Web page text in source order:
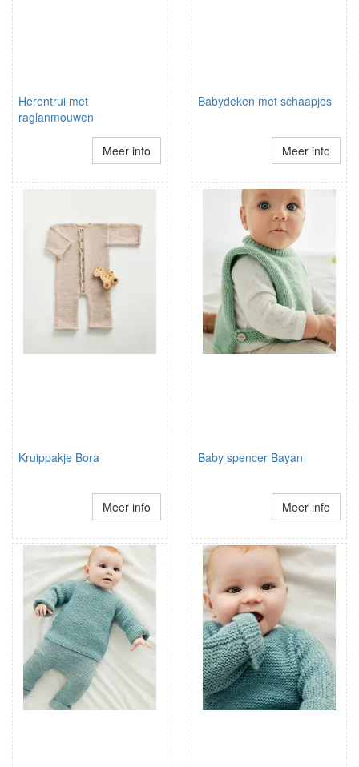
Herentrui met
raglanmouwen
Meer info
Babydeken met schaapjes
Meer info
Kruippakje Bora
Meer info
Baby spencer Bayan
Meer info